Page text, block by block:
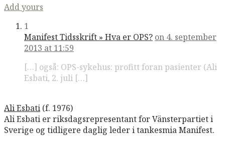
Add yours
1
Manifest Tidsskrift » Hva er OPS? on 4. september
2013 at 11:59
[…] også: OPS-sykehus: profitt foran pasienter (Ali
Esbati, 2. juli […]
Ali Esbati (f. 1976)
Ali Esbati er riksdagsrepresentant for Vänsterpartiet i
Sverige og tidligere daglig leder i tankesmia Manifest.